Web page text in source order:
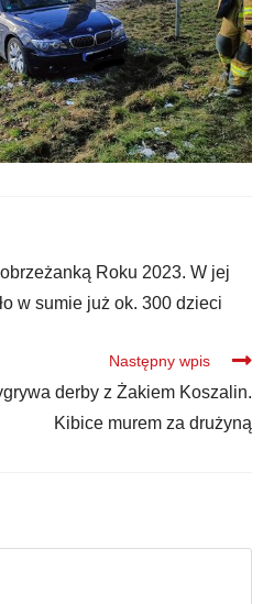
Roku 2023. W jej
w sumie już ok. 300 dzieci
Następny wpis
derby z Żakiem Koszalin.
Kibice murem za drużyną